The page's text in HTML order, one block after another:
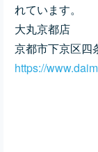
れています。
大丸京都店
京都市下京区四
https://